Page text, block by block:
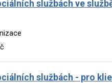
službách ve
službách - pro